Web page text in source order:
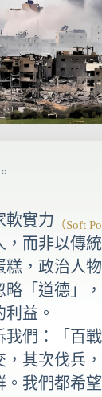
軟實力 （Soft
而非以傳
，政治人
「道德」
益。
們：「百
其次伐兵，
我們都希